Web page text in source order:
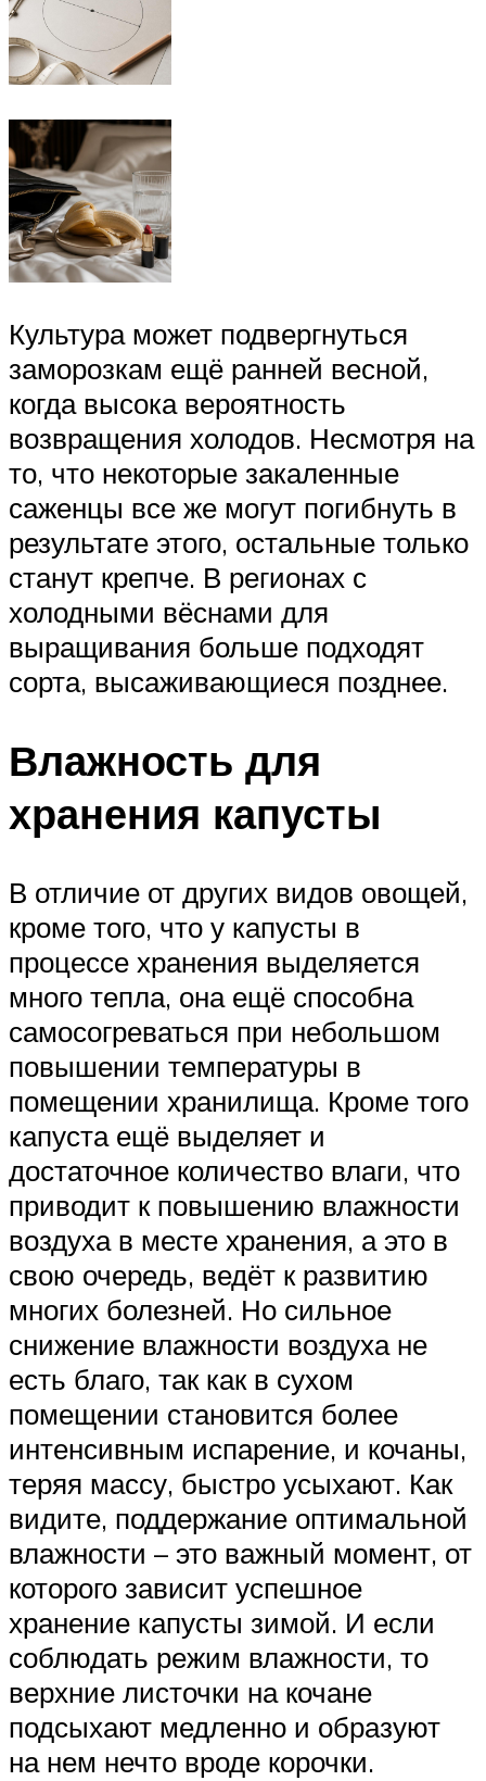
Культура может подвергнуться
заморозкам ещё ранней весной,
когда высока вероятность
возвращения холодов. Несмотря на
то, что некоторые закаленные
саженцы все же могут погибнуть в
результате этого, остальные только
станут крепче. В регионах с
холодными вёснами для
выращивания больше подходят
сорта, высаживающиеся позднее.
Влажность для
хранения капусты
В отличие от других видов овощей,
кроме того, что у капусты в
процессе хранения выделяется
много тепла, она ещё способна
самосогреваться при небольшом
повышении температуры в
помещении хранилища. Кроме того
капуста ещё выделяет и
достаточное количество влаги, что
приводит к повышению влажности
воздуха в месте хранения, а это в
свою очередь, ведёт к развитию
многих болезней. Но сильное
снижение влажности воздуха не
есть благо, так как в сухом
помещении становится более
интенсивным испарение, и кочаны,
теряя массу, быстро усыхают. Как
видите, поддержание оптимальной
влажности – это важный момент, от
которого зависит успешное
хранение капусты зимой. И если
соблюдать режим влажности, то
верхние листочки на кочане
подсыхают медленно и образуют
на нем нечто вроде корочки.